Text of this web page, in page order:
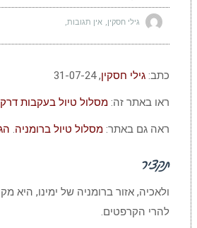
גילי חסקין אין תגובות
כתב: גילי חסקין, 31-07-24
ראו באתר זה: מסלול טיול בעקבות
ראה גם באתר: מסלול טיול ברומניה.
תקציר
ולאכיה, אזור ברומניה של ימינו,
להרי הקרפטים.